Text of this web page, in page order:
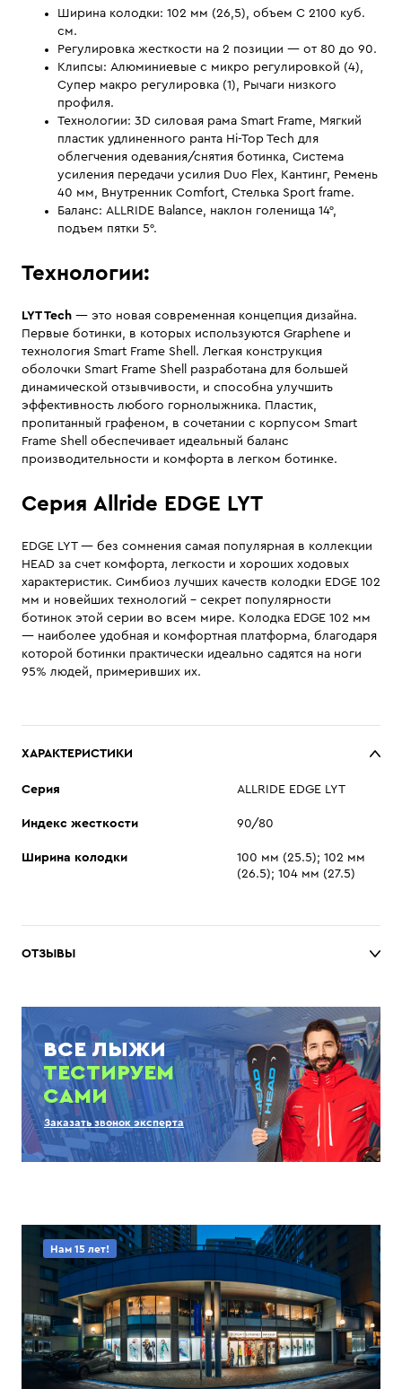
Ширина колодки: 102 мм (26,5), объем C 2100 куб.
см.
Регулировка жесткости на 2 позиции — от 80 до 90.
Клипсы: Алюминиевые с микро регулировкой (4),
Супер макро регулировка (1), Рычаги низкого
профиля.
Технологии: 3D силовая рама Smart Frame, Мягкий
пластик удлиненного ранта Hi-Top Tech для
облегчения одевания/снятия ботинка, Система
усиления передачи усилия Duo Flex, Кантинг, Ремень
40 мм, Внутренник Comfort, Стелька Sport frame.
Баланс: ALLRIDE Balance, наклон голенища 14°,
подъем пятки 5°.
Технологии:
LYT Tech — это новая современная концепция дизайна.
Первые ботинки, в которых используются Graphene и
технология Smart Frame Shell. Легкая конструкция
оболочки Smart Frame Shell разработана для большей
динамической отзывчивости, и способна улучшить
эффективность любого горнолыжника. Пластик,
пропитанный графеном, в сочетании с корпусом Smart
Frame Shell обеспечивает идеальный баланс
производительности и комфорта в легком ботинке.
Серия Allride EDGE LYT
EDGE LYT — без сомнения самая популярная в коллекции
HEAD за счет комфорта, легкости и хороших ходовых
характеристик. Симбиоз лучших качеств колодки EDGE 102
мм и новейших технологий - секрет популярности
ботинок этой серии во всем мире. Колодка EDGE 102 мм
— наиболее удобная и комфортная платформа, благодаря
которой ботинки практически идеально садятся на ноги
95% людей, примеривших их.
ХАРАКТЕРИСТИКИ
Cерия ALLRIDE EDGE LYT
Индекс жесткости 90/80
Ширина колодки
100 мм (25.5); 102 мм
(26.5); 104 мм (27.5)
ОТЗЫВЫ
ВСЕ ЛЫЖИ
ТЕСТИРУЕМ
САМИ
Заказать звонок эксперта
Нам 15 лет!